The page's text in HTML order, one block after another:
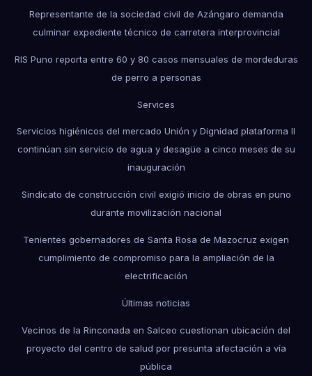
Representante de la sociedad civil de Azángaro demanda
culminar expediente técnico de carretera interprovincial
RIS Puno reporta entre 60 y 80 casos mensuales de mordeduras
de perro a personas
Services
Servicios higiénicos del mercado Unión y Dignidad plataforma II
continúan sin servicio de agua y desagüe a cinco meses de su
inauguración
Sindicato de construcción civil exigió inicio de obras en puno
durante movilización nacional
Tenientes gobernadores de Santa Rosa de Mazocruz exigen
cumplimiento de compromiso para la ampliación de la
electrificación
Últimas noticias
Vecinos de la Rinconada en Salceo cuestionan ubicación del
proyecto del centro de salud por presunta afectación a vía
pública